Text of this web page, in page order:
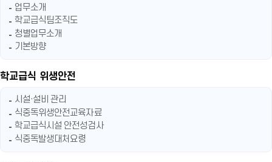
업무소개
학교급식팀조직도
청별업무소개
기본방향
학교급식 위생안전
시설·설비 관리
식중독위생안전교육자료
학교급식시설 안전성검사
식중독발생대처요령